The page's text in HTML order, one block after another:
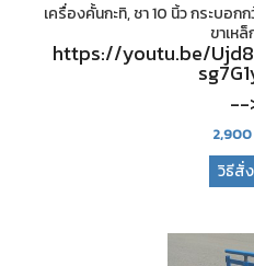
เครื่องคั้นกะทิ, ชา 10 นิ้ว กระบอก
ขาเห
https://youtu.be/
--
2,900
วิธีสั่